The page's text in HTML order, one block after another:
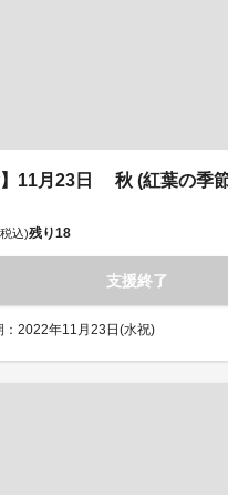
】11月23日 秋 (紅葉の季
込)残り18
支援終了
：2022年11月23日(水祝)